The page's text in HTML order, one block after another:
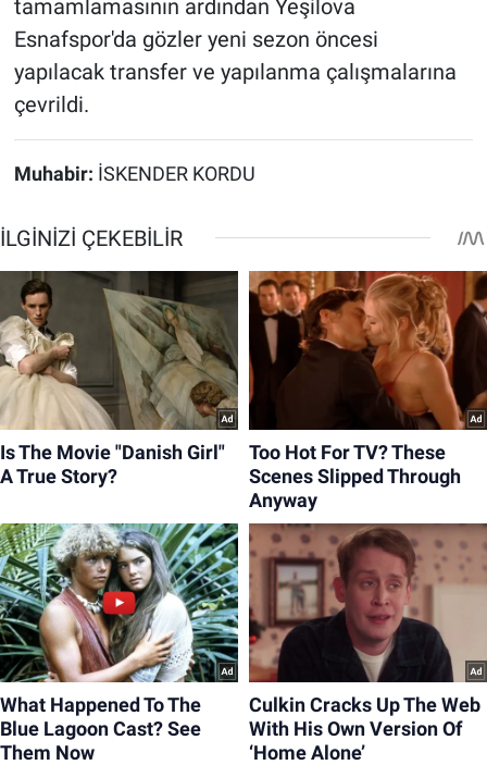
tamamlamasının ardından Yeşilova
Esnafspor'da gözler yeni sezon öncesi
yapılacak transfer ve yapılanma çalışmalarına
çevrildi.
Muhabir: İSKENDER KORDU